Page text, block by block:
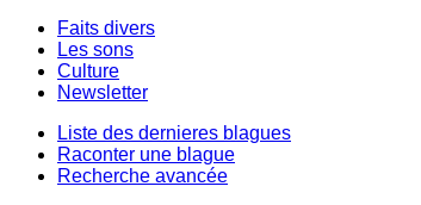
Faits divers
Les sons
Culture
Newsletter
Liste des dernieres blagues
Raconter une blague
Recherche avancée